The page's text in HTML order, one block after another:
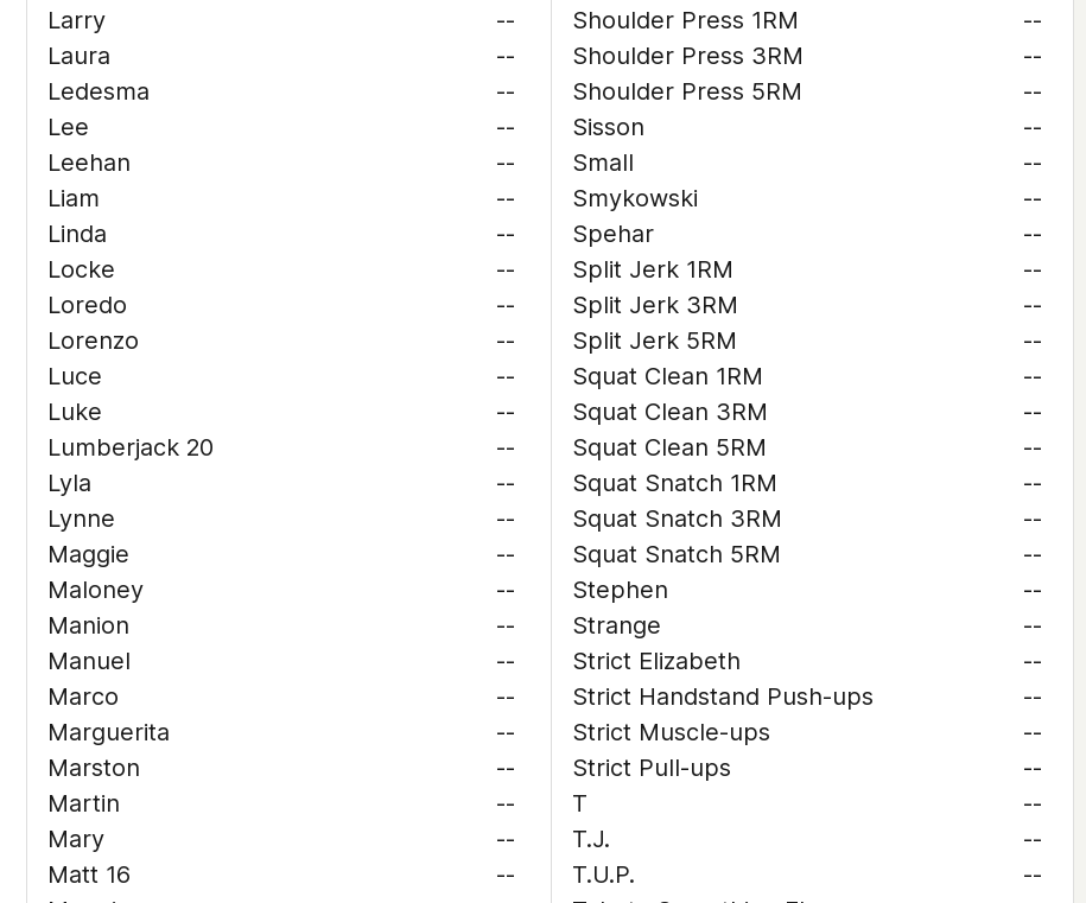
Larry
--
Laura
--
Ledesma
--
Lee
--
Leehan
--
Liam
--
Linda
--
Locke
--
Loredo
--
Lorenzo
--
Luce
--
Luke
--
Lumberjack 20
--
Lyla
--
Lynne
--
Maggie
--
Maloney
--
Manion
--
Manuel
--
Marco
--
Marguerita
--
Marston
--
Martin
--
Mary
--
Matt 16
--
Shoulder Press 1RM
--
Shoulder Press 3RM
--
Shoulder Press 5RM
--
Sisson
--
Small
--
Smykowski
--
Spehar
--
Split Jerk 1RM
--
Split Jerk 3RM
--
Split Jerk 5RM
--
Squat Clean 1RM
--
Squat Clean 3RM
--
Squat Clean 5RM
--
Squat Snatch 1RM
--
Squat Snatch 3RM
--
Squat Snatch 5RM
--
Stephen
--
Strange
--
Strict Elizabeth
--
Strict Handstand Push-ups
--
Strict Muscle-ups
--
Strict Pull-ups
--
T
--
T.J.
--
T.U.P.
--